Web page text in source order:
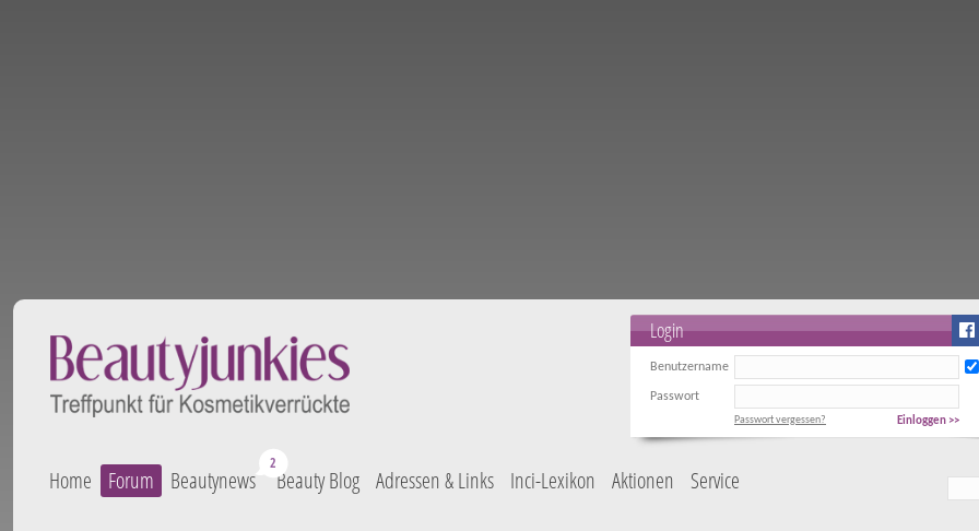
Login
Benutzername
Passwort
Einloggen >>
Passwort vergessen?
Home Forum Beautynews Beauty Blog Adressen & Links Inci-Lexikon Aktionen Service